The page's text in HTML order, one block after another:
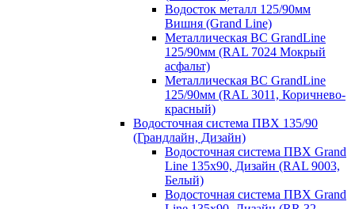
Водосток металл 125/90мм
Вишня (Grand Line)
Металлическая ВС GrandLine
125/90мм (RAL 7024 Мокрый
асфальт)
Металлическая ВС GrandLine
125/90мм (RAL 3011, Коричнево-
красный)
Водосточная система ПВХ 135/90
(Грандлайн, Дизайн)
Водосточная система ПВХ Grand
Line 135х90, Дизайн (RAL 9003,
Белый)
Водосточная система ПВХ Grand